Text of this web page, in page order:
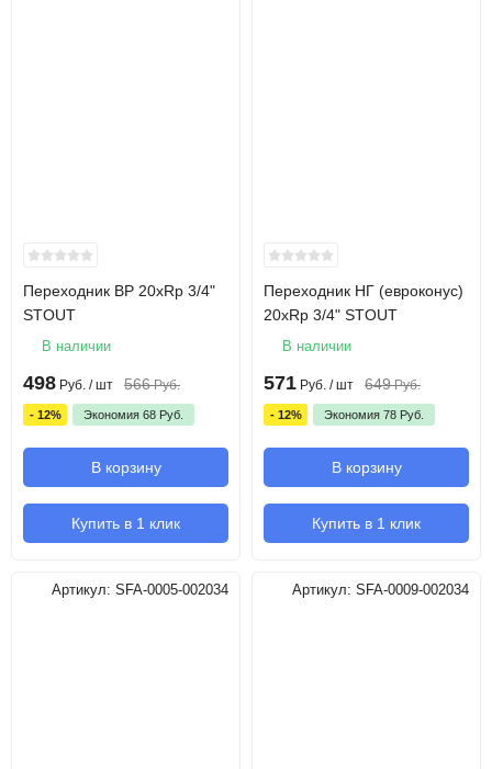
Переходник ВР 20xRp 3/4"
STOUT
В наличии
498 Руб. / шт 566 Руб.
- 12% Экономия 68 Руб.
В корзину
Купить в 1 клик
Переходник НГ (евроконус)
20xRp 3/4" STOUT
В наличии
571 Руб. / шт 649 Руб.
- 12% Экономия 78 Руб.
В корзину
Купить в 1 клик
Артикул: SFA-0005-002034 Артикул: SFA-0009-002034